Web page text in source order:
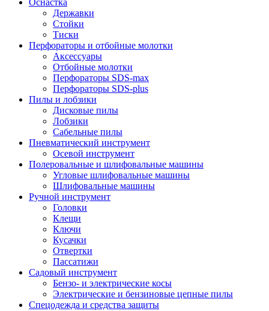
Оснастка
Державки
Стойки
Тиски
Перфораторы и отбойные молотки
Аксессуары
Отбойные молотки
Перфораторы SDS-max
Перфораторы SDS-plus
Пилы и лобзики
Дисковые пилы
Лобзики
Сабельные пилы
Пневматический инструмент
Осевой инструмент
Полеровальные и шлифовальные машины
Угловые шлифовальные машины
Шлифовальные машины
Ручной инструмент
Головки
Клещи
Ключи
Кусачки
Отвертки
Пассатижи
Садовый инструмент
Бензо- и электрические косы
Электрические и бензиновые цепные пилы
Спецодежда и средства защиты